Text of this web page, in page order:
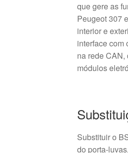
que gere as
Peugeot 307
interior e
interface com
na rede
módulos
Substituir o
do porta-